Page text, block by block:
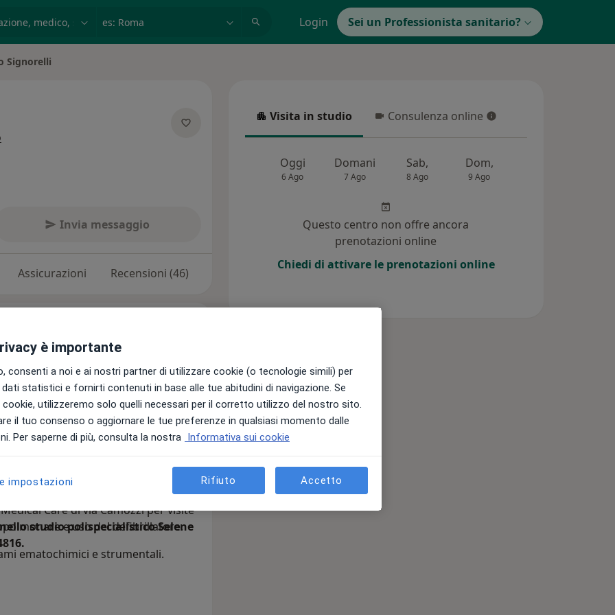
Login Sei un Professionista sanitario?
Signorelli
Invia messaggio
Assicurazioni Recensioni (46)
Riuniti di Bergamo, ora ASST
di 1° livello in Gastroenterologia
ha continuato a collaborare con
Covid-19;
XXIII una menzione con
del traguardo di 2000
presso l’Humanitas-
Care di via Camozzi per visite
studio polispecialistico Selene
ed ambulatoriale nella
capacità relazionali con i
e uso del defibrillatore.
ematochimici e strumentali.
Visita in studio
Visita in studio Consulenza online
Consulenza online
Oggi
6 Ago
Domani
7 Ago
Sab,
8 Ago
Dom,
9 Ago
Questo centro non offre ancora
prenotazioni online
Chiedi di attivare le prenotazioni online
è importante
consenti a noi e ai nostri partner di utilizzare cookie (o tecnologie simili) per
statistici e fornirti contenuti in base alle tue abitudini di navigazione. Se
utilizzeremo solo quelli necessari per il corretto utilizzo del nostro sito.
il tuo consenso o aggiornare le tue preferenze in qualsiasi momento dalle
Per saperne di più, consulta la nostra Informativa sui cookie
impostazioni Rifiuto Accetto